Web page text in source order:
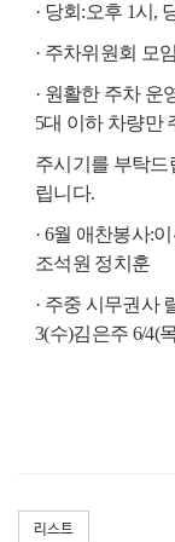
· 당회 :오후 1시 ,
· 주차위원회 모임
· 원활한 주차 운
5대 이하 차량만
주시기를 부탁드
립니다.
· 6월 애찬봉사:
조석원 정치훈
· 주중 시무권사
3(수)김은주 6/4(
리스트